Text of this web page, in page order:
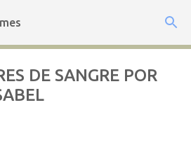
principal
DE SANGRE POR